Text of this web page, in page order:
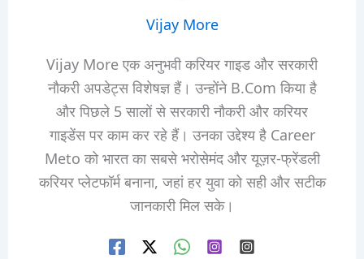
Vijay More
Vijay More एक अनुभवी करियर गाइड और सरकारी
नौकरी अपडेट्स विशेषज्ञ हैं। उन्होंने B.Com किया है
और पिछले 5 सालों से सरकारी नौकरी और करियर
गाइडेंस पर काम कर रहे हैं। उनका उद्देश्य है Career
Meto को भारत का सबसे भरोसेमंद और यूज़र-फ्रेंडली
करियर प्लेटफॉर्म बनाना, जहां हर युवा को सही और सटीक
जानकारी मिल सके।